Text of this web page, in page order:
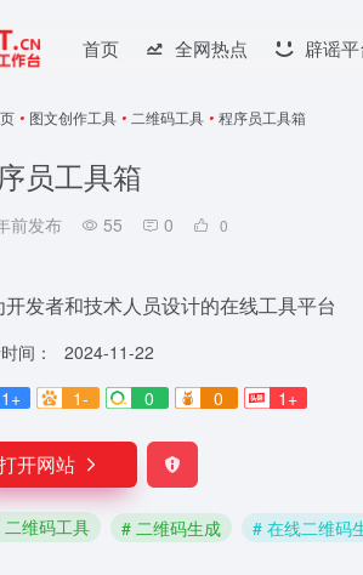
首页 全网热点 辟谣
• 图文创作工具 • 二维码工具 • 程序员工具箱
员工具箱
前发布 55 0 0
开发者和技术人员设计的在线工具平台
间：
2024-11-22
1+
1- 0 0 1+
开网站
二维码工具 # 二维码生成 # 在线二维码